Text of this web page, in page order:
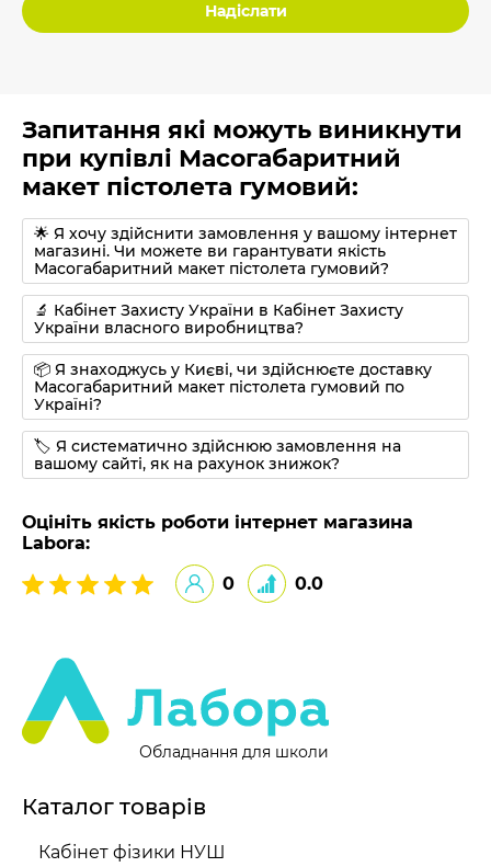
Надіслати
Запитання які можуть виникнути
при купівлі Масогабаритний
макет пістолета гумовий:
🌟 Я хочу здійснити замовлення у вашому інтернет
магазині. Чи можете ви гарантувати якість
Масогабаритний макет пістолета гумовий?
🔬 Кабінет Захисту України в Кабінет Захисту
України власного виробництва?
📦 Я знаходжусь у Києві, чи здійснюєте доставку
Масогабаритний макет пістолета гумовий по
Україні?
🏷 Я систематично здійснюю замовлення на
вашому сайті, як на рахунок знижок?
Оцініть якість роботи інтернет магазина
Labora:
0
0.0
Обладнання для школи
Каталог товарів
Кабінет фізики НУШ